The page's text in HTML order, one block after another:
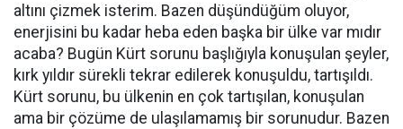
altını çizmek isterim. Bazen düşündüğüm oluyor,
enerjisini bu kadar heba eden başka bir ülke var mıdır
acaba? Bugün Kürt sorunu başlığıyla konuşulan şeyler,
kırk yıldır sürekli tekrar edilerek konuşuldu, tartışıldı.
Kürt sorunu, bu ülkenin en çok tartışılan, konuşulan
ama bir çözüme de ulaşılamamış bir sorunudur. Bazen